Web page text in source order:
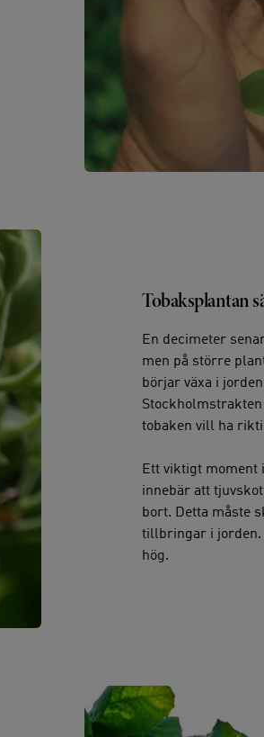
Tobaksplantan
En decimeter
men på större
börjar växa i
tobaken vill ha
Ett viktigt moment
innebär att
bort. Detta måste
tillbringar i jorden.
hög.